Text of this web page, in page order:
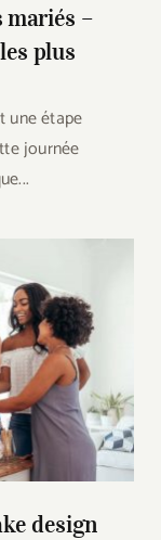
mariés –
plus
une étape
journée
design